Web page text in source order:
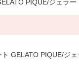
PIQUE/ジェラー